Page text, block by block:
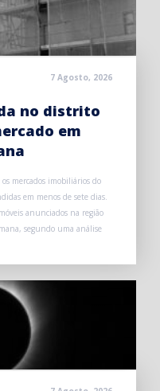
7 Agosto, 2026
no distrito
em
mercados imobiliários do
em menos de sete dias.
anunciados na região
segundo uma análise